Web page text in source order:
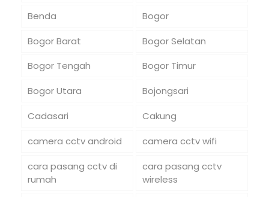
Benda
Bogor
Bogor Barat
Bogor Selatan
Bogor Tengah
Bogor Timur
Bogor Utara
Bojongsari
Cadasari
Cakung
camera cctv android
camera cctv wifi
cara pasang cctv di
rumah
cara pasang cctv
wireless